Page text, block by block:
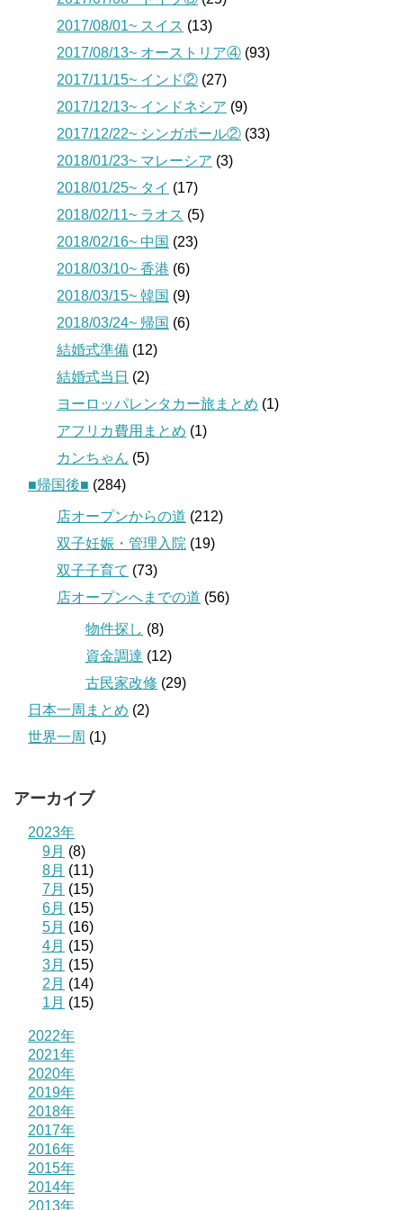
2017/08/01~ スイス (13)
2017/08/13~ オーストリア④ (93)
2017/11/15~ インド② (27)
2017/12/13~ インドネシア (9)
2017/12/22~ シンガポール② (33)
2018/01/23~ マレーシア (3)
2018/01/25~ タイ (17)
2018/02/11~ ラオス (5)
2018/02/16~ 中国 (23)
2018/03/10~ 香港 (6)
2018/03/15~ 韓国 (9)
2018/03/24~ 帰国 (6)
結婚式準備 (12)
結婚式当日 (2)
ヨーロッパレンタカー旅まとめ (1)
アフリカ費用まとめ (1)
カンちゃん (5)
■帰国後■ (284)
店オープンからの道 (212)
双子妊娠・管理入院 (19)
双子子育て (73)
店オープンへまでの道 (56)
物件探し (8)
資金調達 (12)
古民家改修 (29)
日本一周まとめ (2)
世界一周 (1)
アーカイブ
2023年
9月 (8)
8月 (11)
7月 (15)
6月 (15)
5月 (16)
4月 (15)
3月 (15)
2月 (14)
1月 (15)
2022年
2021年
2020年
2019年
2018年
2017年
2016年
2015年
2014年
2013年